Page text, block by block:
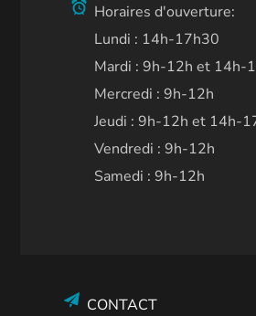
Horaires d'ouverture:
Lundi : 14h-17h30
Mardi : 9h-12h et 14h-
Mercredi : 9h-12h
Jeudi : 9h-12h et 14h-
Vendredi : 9h-12h
Samedi : 9h-12h
CONTACT